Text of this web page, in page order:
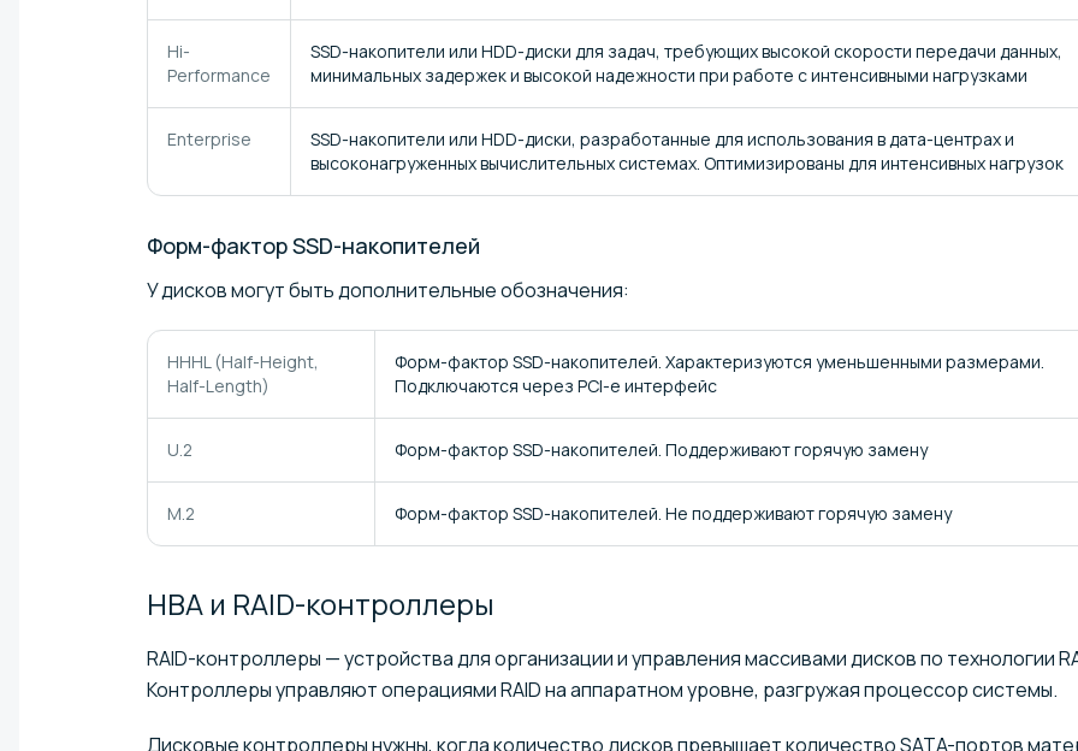
Hi-
Performance
SSD-накопители или HDD-диски для задач, требующих высокой скорости передачи данных,
минимальных задержек и высокой надежности при работе с интенсивными нагрузками
Enterprise
SSD-накопители или HDD-диски, разработанные для использования в дата-центрах и
высоконагруженных вычислительных системах. Оптимизированы для интенсивных нагрузок
Форм-факторSSD-накопителей
У дисков могут быть дополнительные обозначения:
HHHL (Half-Height,
Half-Length)
Форм-фактор SSD-накопителей. Характеризуются уменьшенными размерами.
Подключаются через PCI-e интерфейс
U.2 Форм-фактор SSD-накопителей. Поддерживают горячую замену
M.2 Форм-фактор SSD-накопителей. Не поддерживают горячую замену
HBA и RAID-контроллеры
RAID-контроллеры — устройства для организации и управления массивами дисков по технологии
Контроллеры управляют операциями RAID на аппаратном уровне, разгружая процессор системы.
Дисковые контроллеры нужны, когда количество дисков превышает количество SATA-портов